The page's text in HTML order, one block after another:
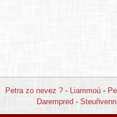
Petra zo nevez ? - Liammoù -
Darempred-